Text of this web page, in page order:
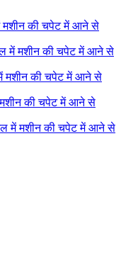
मशीन की चपेट में आने से
में मशीन की चपेट में आने से
मशीन की चपेट में आने से
मशीन की चपेट में आने से
में मशीन की चपेट में आने से